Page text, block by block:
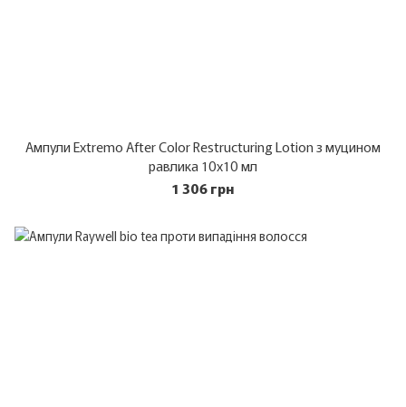
Ампули Extremo After Color Restructuring Lotion з муцином
равлика 10х10 мл
1 306 грн